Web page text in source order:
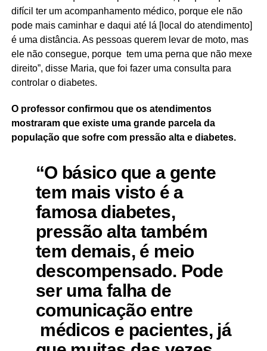
difícil ter um acompanhamento médico, porque ele não
pode mais caminhar e daqui até lá [local do atendimento]
é uma distância. As pessoas querem levar de moto, mas
ele não consegue, porque tem uma perna que não mexe
direito”, disse Maria, que foi fazer uma consulta para
controlar o diabetes.
O professor confirmou que os atendimentos
mostraram que existe uma grande parcela da
população que sofre com pressão alta e diabetes.
“O básico que a gente
tem mais visto é a
famosa diabetes,
pressão alta também
tem demais, é meio
descompensado. Pode
ser uma falha de
comunicação entre
médicos e pacientes, já